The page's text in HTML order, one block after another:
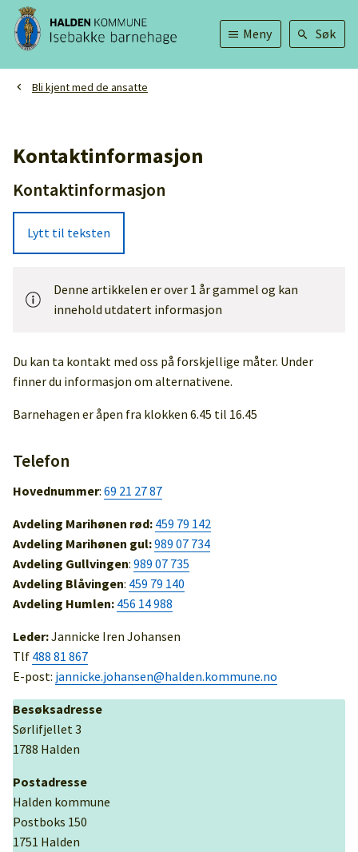
Isebakke
barnehage
Meny Søk
Du
Bli kjent med de ansatte
Kontaktinformasjon
Kontaktinformasjon
Lytt til teksten
Denne artikkelen er over 1 år gammel og kan
innehold utdatert informasjon
Du kan ta kontakt med oss på forskjellige måter. Under
finner du informasjon om alternativene.
Barnehagen er åpen fra klokken 6.45 til 16.45
Telefon
Hovednummer: 69 21 27 87
Avdeling Marihønen rød: 459 79 142
Avdeling Marihønen gul:989 07 734
Avdeling Gullvingen: 989 07 735
Avdeling Blåvingen: 459 79 140
Avdeling Humlen: 456 14 988
Leder:Jannicke Iren Johansen
Tlf 488 81 867
E-post: jannicke.johansen@halden.kommune.no
Besøksadresse
Sørlifjellet 3
1788 Halden
Postadresse
Halden kommune
Postboks 150
1751 Halden